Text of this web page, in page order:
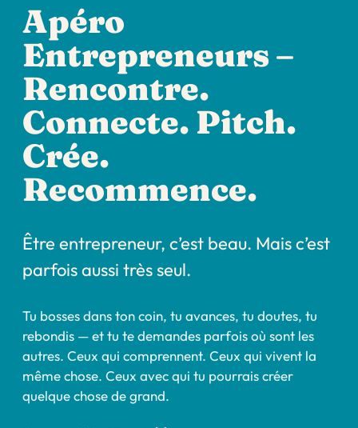
Apéro
Entrepreneurs –
Rencontre.
Connecte. Pitch.
Crée.
Recommence.
Être entrepreneur, c’est beau. Mais c’est
parfois aussi très seul.
Tu bosses dans ton coin, tu avances, tu doutes, tu
rebondis — et tu te demandes parfois où sont les
autres. Ceux qui comprennent. Ceux qui vivent la
même chose. Ceux avec qui tu pourrais créer
quelque chose de grand.